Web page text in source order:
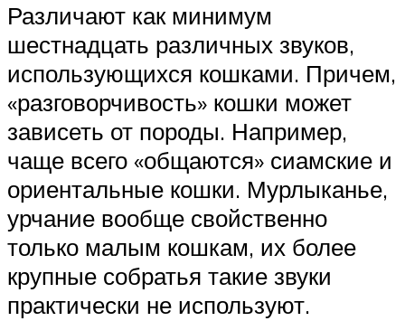
Различают как минимум
шестнадцать различных звуков,
использующихся кошками. Причем,
«разговорчивость» кошки может
зависеть от породы. Например,
чаще всего «общаются» сиамские и
ориентальные кошки. Мурлыканье,
урчание вообще свойственно
только малым кошкам, их более
крупные собратья такие звуки
практически не используют.